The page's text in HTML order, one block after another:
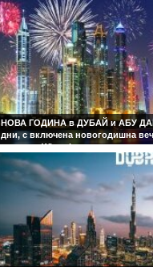
1 обяд и 4 екскурзии включени в
Гарантирани места и дати на
заминаване!
НОВА ГОДИНА в ДУБАЙ и АБУ
дни, с включена новогодишна
полет на Wizz air
4 нощувки в хотел Metropolitan 4*
Дубай. Гарантирани места и дати
заминаване! Празнична
вечеря с ВКЛЮЧЕНИ алкохолни и
безалкохолни напитки и
в ресторанта на хотел
Hotel Dubai'' 4*! Включени в
турове на Дубай и Абу Даби!